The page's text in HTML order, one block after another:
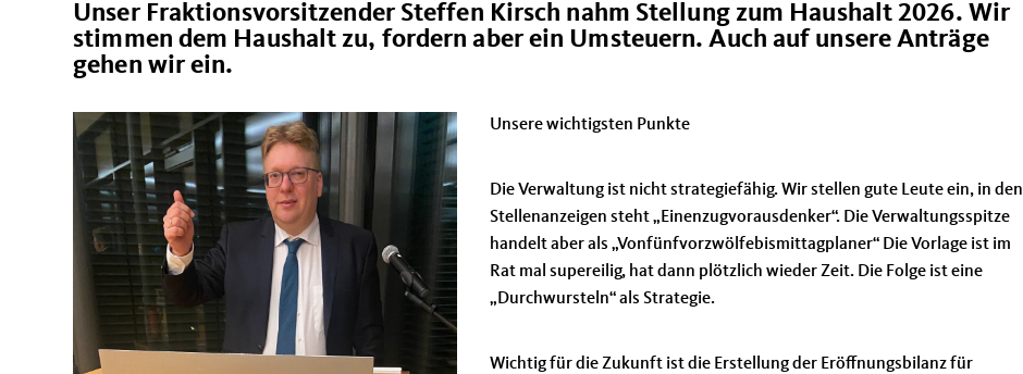
Unser Fraktionsvorsitzender Steffen Kirsch nahm Stellung zum Haushalt 2026. Wir
stimmen dem Haushalt zu, fordern aber ein Umsteuern. Auch auf unsere Anträge
gehen wir ein.
Unsere wichtigsten Punkte
Die Verwaltung ist nicht strategiefähig. Wir stellen gute Leute ein, in den
Stellenanzeigen steht „Einenzugvorausdenker“. Die Verwaltungsspitze
handelt aber als „Vonfünfvorzwölfebismittagplaner“ Die Vorlage ist im
Rat mal supereilig, hat dann plötzlich wieder Zeit. Die Folge ist eine
Durchwursteln“ als Strategie.
Wichtig für die Zukunft ist die Erstellung der Eröffnungsbilanz für